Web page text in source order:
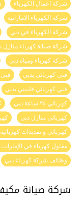
شركة اعمال الكهرباء
شركة الكهرباء الاماراتية
شركة الكهرباء في دبي
شركة صيانة كهرباء منازل
شركة كهرباء ومياه دبي
فنى كهربائى بدبي
فنى
فني كهربائي فلبيني بدبي
كهربائي ٢٤ ساعة دبي
كهربائي منازل دبي
كهربائي و تمديدات
مقاول كهرباء في الإمارات
وظائف شركة كهرباء دبي
شركة صيانة